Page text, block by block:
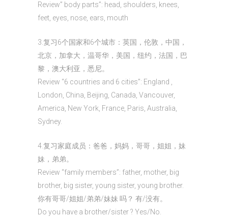
Review” body parts”: head, shoulders, knees,
feet, eyes, nose, ears, mouth
3.复习6个国家和6个城市：英国，伦敦，中国，
北京，加拿大，温哥华，美国，纽约，法国，巴
黎，澳大利亚，悉尼。
Review “6 countries and 6 cities”: England ,
London, China, Beijing, Canada, Vancouver,
America, New York, France, Paris, Australia,
Sydney.
4.复习家庭成员：爸爸，妈妈，哥哥，姐姐，妹
妹，弟弟。
Review “family members”: father, mother, big
brother, big sister, young sister, young brother.
你有哥哥/姐姐/弟弟/妹妹 吗？ 有/没有。
Do you have a brother/sister ? Yes/No.